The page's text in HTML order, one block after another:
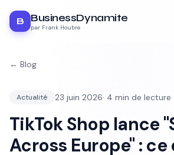
B BusinessDynamite
par Frank Houbre
← Blog
Actualité 23 juin 2026· 4 min de lecture
TikTok Shop lance
Across Europe" : ce